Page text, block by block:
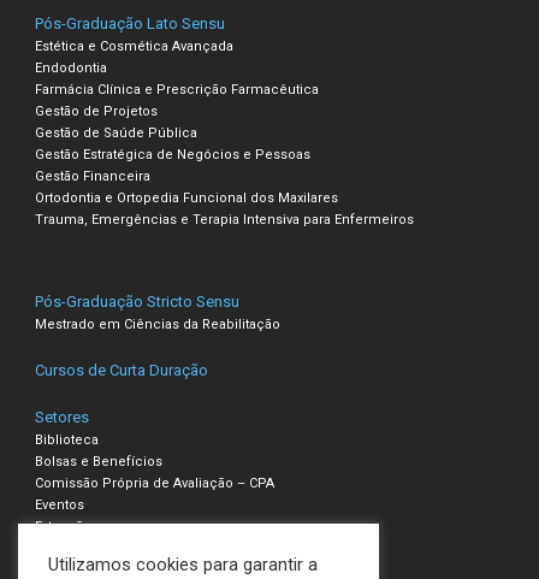
Pós-Graduação Lato Sensu
Estética e Cosmética Avançada
Endodontia
Farmácia Clínica e Prescrição Farmacêutica
Gestão de Projetos
Gestão de Saúde Pública
Gestão Estratégica de Negócios e Pessoas
Gestão Financeira
Ortodontia e Ortopedia Funcional dos Maxilares
Trauma, Emergências e Terapia Intensiva para Enfermeiros
Pós-Graduação Stricto Sensu
Mestrado em Ciências da Reabilitação
Cursos de Curta Duração
Setores
Biblioteca
Bolsas e Benefícios
Comissão Própria de Avaliação – CPA
Eventos
Extensão
Núcleo de Estágio e Monitoria – NEM
Utilizamos cookies para garantir a